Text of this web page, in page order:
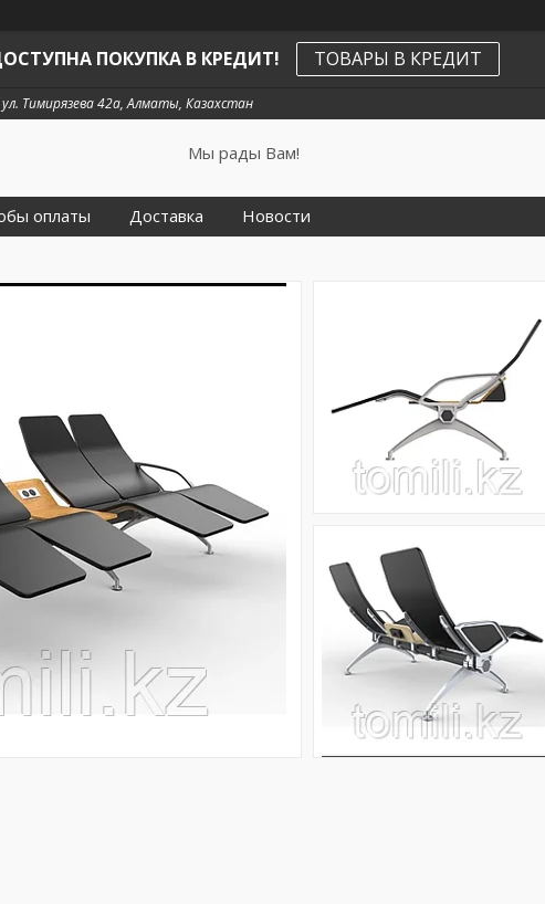
ПОКУПКА В КРЕДИТ! ТОВАРЫ В КРЕДИТ
ул. Тимирязева 42а, Алматы, Казахстан
Мы рады Вам!
оплаты Доставка Новости